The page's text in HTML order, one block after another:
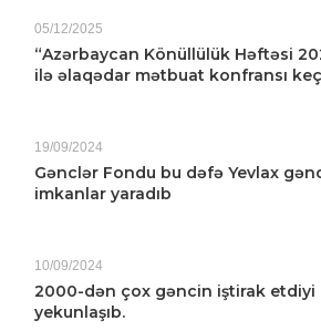
05/12/2025
“Azərbaycan Könüllülük Həftəsi
ilə əlaqədar mətbuat konfransı
19/09/2024
Gənclər Fondu bu dəfə Yevlax
imkanlar yaradıb
10/09/2024
2000-dən çox gəncin iştirak etdiyi
yekunlaşıb.